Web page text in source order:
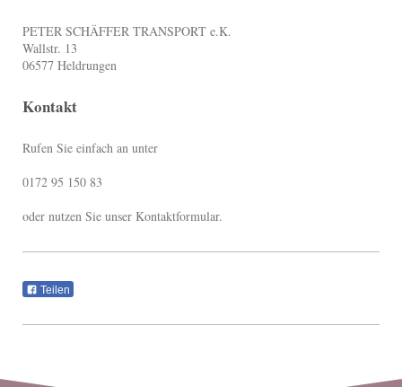
PETER SCHÄFFER TRANSPORT e.K.
Wallstr. 13
06577 Heldrungen
Kontakt
Rufen Sie einfach an unter
0172 95 150 83
oder nutzen Sie unser Kontaktformular.
Teilen